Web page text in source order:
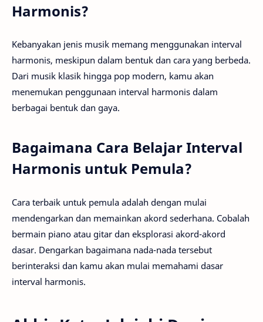
Harmonis?
Kebanyakan jenis musik memang menggunakan interval
harmonis, meskipun dalam bentuk dan cara yang berbeda.
Dari musik klasik hingga pop modern, kamu akan
menemukan penggunaan interval harmonis dalam
berbagai bentuk dan gaya.
Bagaimana Cara Belajar Interval
Harmonis untuk Pemula?
Cara terbaik untuk pemula adalah dengan mulai
mendengarkan dan memainkan akord sederhana. Cobalah
bermain piano atau gitar dan eksplorasi akord-akord
dasar. Dengarkan bagaimana nada-nada tersebut
berinteraksi dan kamu akan mulai memahami dasar
interval harmonis.